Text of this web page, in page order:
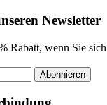
Newsletter
Rabatt, wenn Sie
Abonnieren